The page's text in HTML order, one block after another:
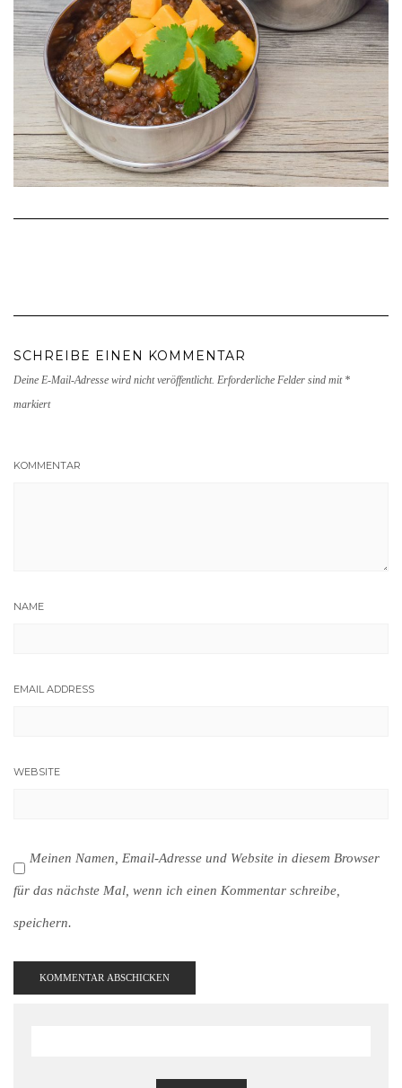
SCHREIBE EINEN KOMMENTAR
Deine E-Mail-Adresse wird nicht veröffentlicht. Erforderliche Felder sind mit *
markiert
KOMMENTAR
NAME
EMAIL ADDRESS
WEBSITE
Meinen Namen, Email-Adresse und Website in diesem Browser
für das nächste Mal, wenn ich einen Kommentar schreibe,
speichern.